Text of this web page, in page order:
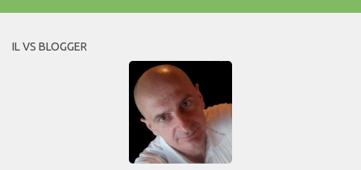
IL VS BLOGGER